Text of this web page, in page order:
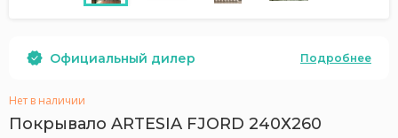
Официальный дилер Подробнее
Нет в наличии
Покрывало ARTESIA FJORD 240Х260